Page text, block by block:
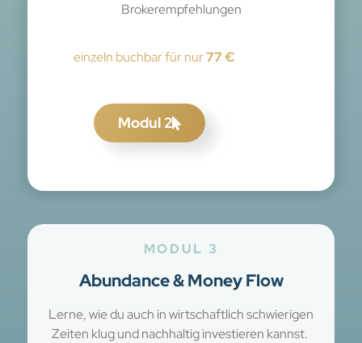
Brokerempfehlungen
einzeln buchbar für nur77 €
Modul 2
MODUL 3
Abundance & Money Flow
Lerne, wie du auch in wirtschaftlich schwierigen
Zeiten klug und nachhaltig investieren kannst.